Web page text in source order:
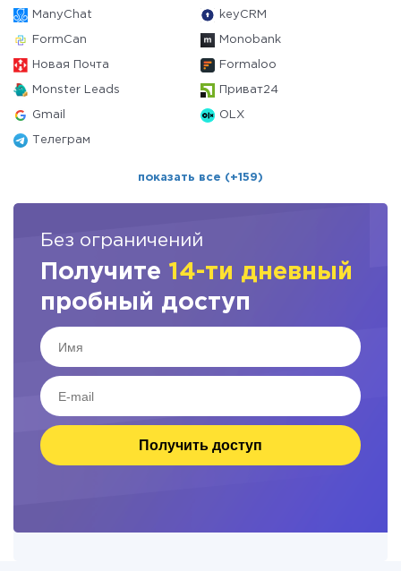
ManyChat keyCRM
FormCan Monobank
Новая Почта Formaloo
Monster Leads Приват24
Gmail OLX
Телеграм
показать все (+159)
Без ограничений
Получите 14-ти дневный
пробный доступ
Получить доступ